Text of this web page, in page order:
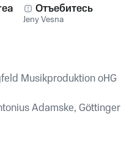
Отъебитесь
Jeny Vesna
Musikproduktion oHG
Adamske, Göttinger